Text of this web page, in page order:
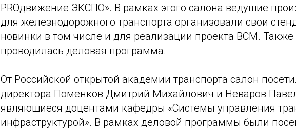
PROдвижение ЭКСПО». В рамках этого салона ведущие
для железнодорожного транспорта организовали свои
новинки в том числе и для реализации проекта ВСМ. Также
проводилась деловая программа.
От Российской открытой академии транспорта салон
директора Поменков Дмитрий Михайлович и Неваров
являющиеся доцентами кафедры «Системы управления
инфраструктурой». В рамках деловой программы были